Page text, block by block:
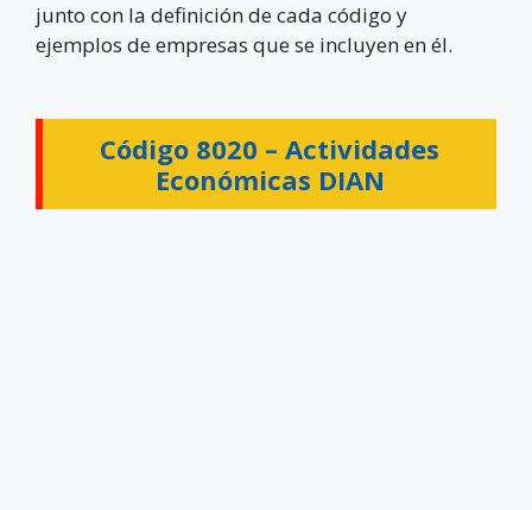
junto con la definición de cada código y
ejemplos de empresas que se incluyen en él.
Código 8020 – Actividades
Económicas DIAN